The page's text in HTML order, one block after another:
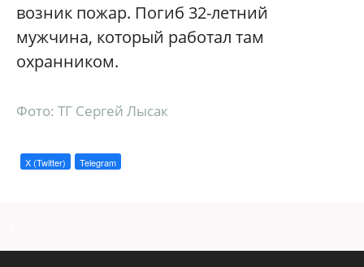
возник пожар. Погиб 32-летний
мужчина, который работал там
охранником.
Фото: ТГ Сергей Лысак
X (Twitter) Telegram